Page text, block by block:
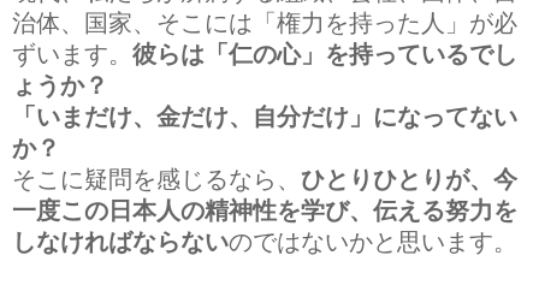
治体、国家、そこには「権力を持った人」が必
ずいます。 彼らは「仁の心」を持っているでし
ょうか？
「いまだけ、金だけ、自分だけ」になってない
か？
そこに疑問を感じるなら、 ひとりひとりが、今
一度この日本人の精神性を学び、伝える努力を
しなければならないのではないかと思います。